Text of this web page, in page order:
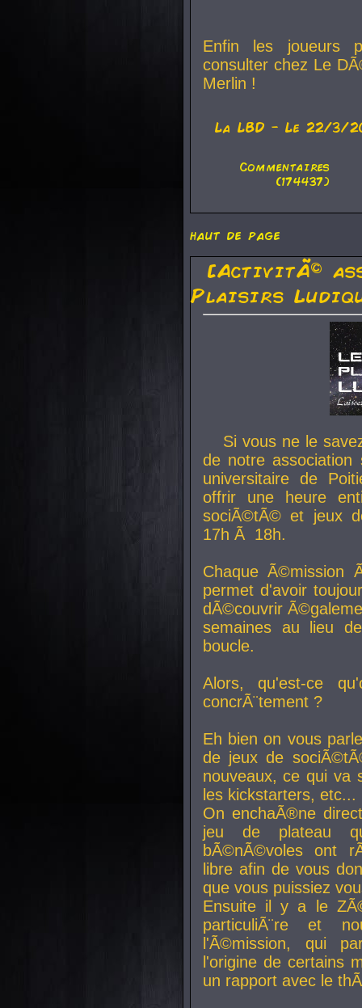
Enfin les joueurs
consulter chez Le
Merlin !
La LBD - Le 22/3/
Commentaires
(174437)
haut de page
[ActivitÃ©
Plaisirs
Si vous ne le
de notre
universitaire de
offrir une heure
sociÃ©tÃ© et jeux
17h Ã 18h.
Chaque Ã©mission
permet d'avoir
dÃ©couvrir
semaines au lieu
boucle.
Alors, qu'est-ce
concrÃ¨tement ?
Eh bien on vous
de jeux de
nouveaux, ce qui va
les kickstarters, etc...
On enchaÃ®ne
jeu de plateau
bÃ©nÃ©voles ont
libre afin de vous
que vous puissiez
Ensuite il y a le
particuliÃ¨re et
l'Ã©mission, qui
l'origine de certains
un rapport avec le